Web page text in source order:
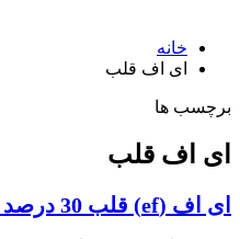
خانه
ای اف قلب
برچسب ها
ای اف قلب
ای اف (ef) قلب 30 درصد چقدر عمر می­کند؟